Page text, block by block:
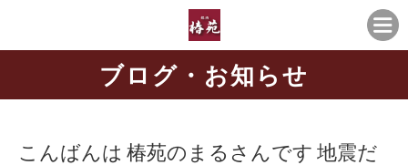
ブログ・お知らせ
こんばんは 椿苑のまるさんです 地震だ